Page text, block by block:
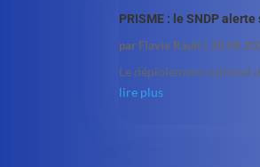
PRISME : le SNDP
par Flavie Rault 30 06
Le déploiement national
lire plus